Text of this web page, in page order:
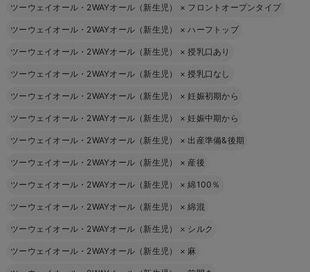
ツーウェイオール・2WAYオール（新生児） × フロントオープンタイプ
ツーウェイオール・2WAYオール（新生児） ×ハーフトップ
ツーウェイオール・2WAYオール（新生児） ×授乳口あり
ツーウェイオール・2WAYオール（新生児） ×授乳口なし
ツーウェイオール・2WAYオール（新生児） ×妊娠初期から
ツーウェイオール・2WAYオール（新生児） ×妊娠中期から
ツーウェイオール・2WAYオール（新生児） × 出産準備&後期
ツーウェイオール・2WAYオール（新生児） × 産後
ツーウェイオール・2WAYオール（新生児） ×綿100％
ツーウェイオール・2WAYオール（新生児） ×綿混
ツーウェイオール・2WAYオール（新生児） × シルク
ツーウェイオール・2WAYオール（新生児） × 麻